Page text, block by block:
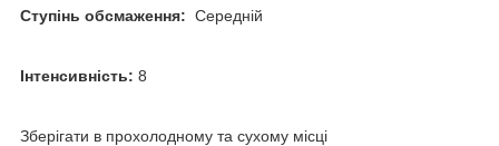
Ступінь обсмаження: Середній
Інтенсивність: 8
Зберігати в прохолодному та сухому місці